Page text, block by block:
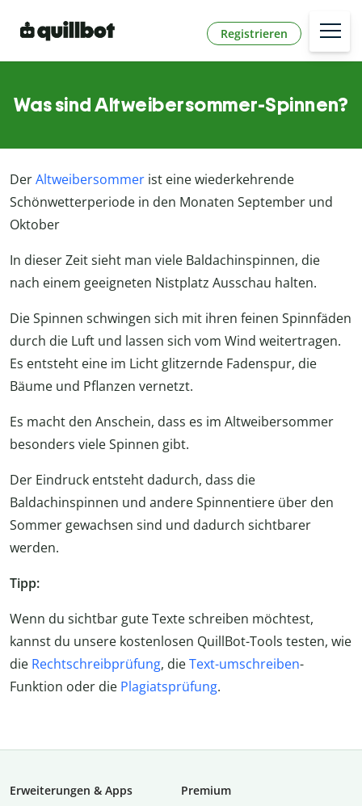
Registrieren
Was sind Altweibersommer-Spinnen?
DerAltweibersommer ist eine wiederkehrende
Schönwetterperiode in den Monaten September und
Oktober
In dieser Zeit sieht man viele Baldachinspinnen, die
nach einem geeigneten Nistplatz Ausschau halten.
Die Spinnen schwingen sich mit ihren feinen Spinnfäden
durch die Luft und lassen sich vom Wind weitertragen.
Es entsteht eine im Licht glitzernde Fadenspur, die
Bäume und Pflanzen vernetzt.
Es macht den Anschein, dass es im Altweibersommer
besonders viele Spinnen gibt.
Der Eindruck entsteht dadurch, dass die
Baldachinspinnen und andere Spinnentiere über den
Sommer gewachsen sind und dadurch sichtbarer
werden.
Tipp:
Wenn du sichtbar gute Texte schreiben möchtest,
kannst du unsere kostenlosen QuillBot-Tools testen, wie
die Rechtschreibprüfung, dieText-umschreiben-
Funktion oder die Plagiatsprüfung.
Erweiterungen & Apps
Premium